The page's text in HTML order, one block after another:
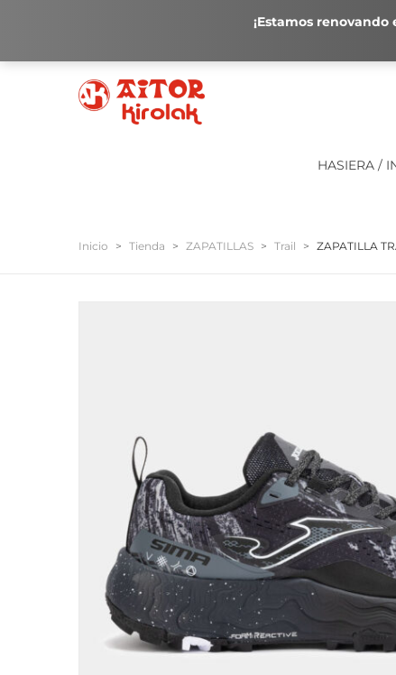
HASIERA /
Inicio > Tienda > ZAPATILLAS > Trail > ZAPATILLA
¡Estamos